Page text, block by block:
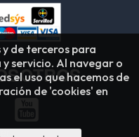
de terceros para
servicio. Al navegar o
el uso que hacemos de
de 'cookies' en